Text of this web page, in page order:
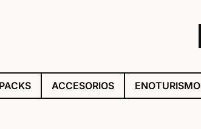
ACCESORIOS ENOTURISMO